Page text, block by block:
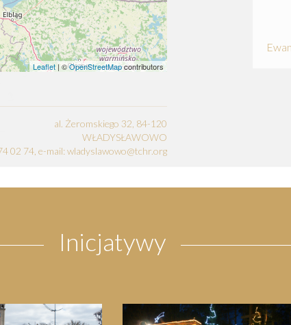
Leaflet | ©OpenStreetMapcontributors
al. Żeromskiego 32, 84-120
WŁADYSŁAWOWO
02 74, e-mail: wladyslawowo@tchr.org
Inicjatywy